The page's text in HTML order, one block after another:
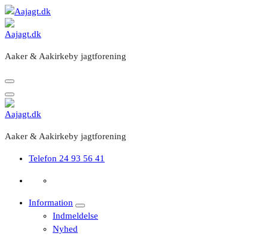
Videre
til
indhold
Aaker & Aakirkeby jagtforening
Aaker & Aakirkeby jagtforening
Telefon 24 93 56 41
Information
Indmeldelse
Nyhed